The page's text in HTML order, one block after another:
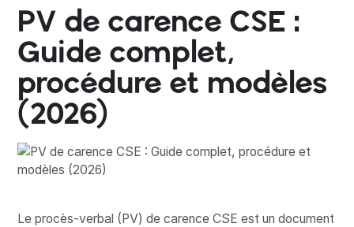
PV de carence CSE :
Guide complet,
procédure et modèles
(2026)
Le procès-verbal (PV) de carence CSE est un document